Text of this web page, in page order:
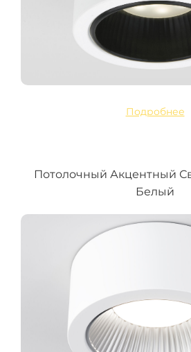
Подробнее
Потолочный Акцентный
Белый